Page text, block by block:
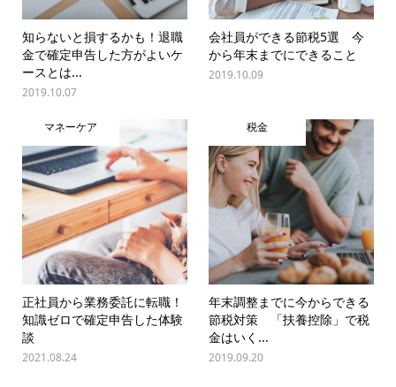
知らないと損するかも！退職
金で確定申告した方がよいケ
ースとは...
2019.10.07
会社員ができる節税5選 今
から年末までにできること
2019.10.09
マネーケア
正社員から業務委託に転職！
知識ゼロで確定申告した体験
談
2021.08.24
税金
年末調整までに今からできる
節税対策 「扶養控除」で税
金はいく...
2019.09.20